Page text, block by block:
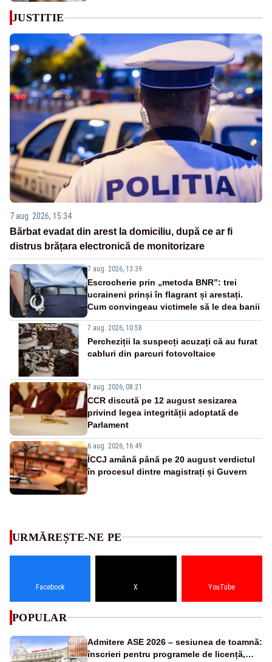
JUSTITIE
7 aug. 2026, 15:34
Bărbat evadat din arest la domiciliu, după ce ar fi
distrus brățara electronică de monitorizare
7 aug. 2026, 13:39
Escrocherie prin „metoda BNR”: trei
ucraineni prinși în flagrant și arestați.
Cum convingeau victimele să le dea banii
7 aug. 2026, 10:58
Percheziții la suspecți acuzați că au furat
cabluri din parcuri fotovoltaice
7 aug. 2026, 08:21
CCR discută pe 12 august sesizarea
privind legea integrității adoptată de
Parlament
6 aug. 2026, 16:49
ÎCCJ amână până pe 20 august verdictul
în procesul dintre magistrați și Guvern
URMĂREȘTE-NE PE
Facebook X YouTube
POPULAR
Admitere ASE 2026 – sesiunea de toamnă:
înscrieri pentru programele de licență,